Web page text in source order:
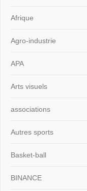
Afrique
Agro-industrie
APA
Arts visuels
associations
Autres sports
Basket-ball
BINANCE